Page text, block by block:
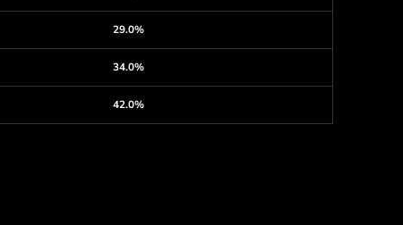
29.0%
34.0%
42.0%